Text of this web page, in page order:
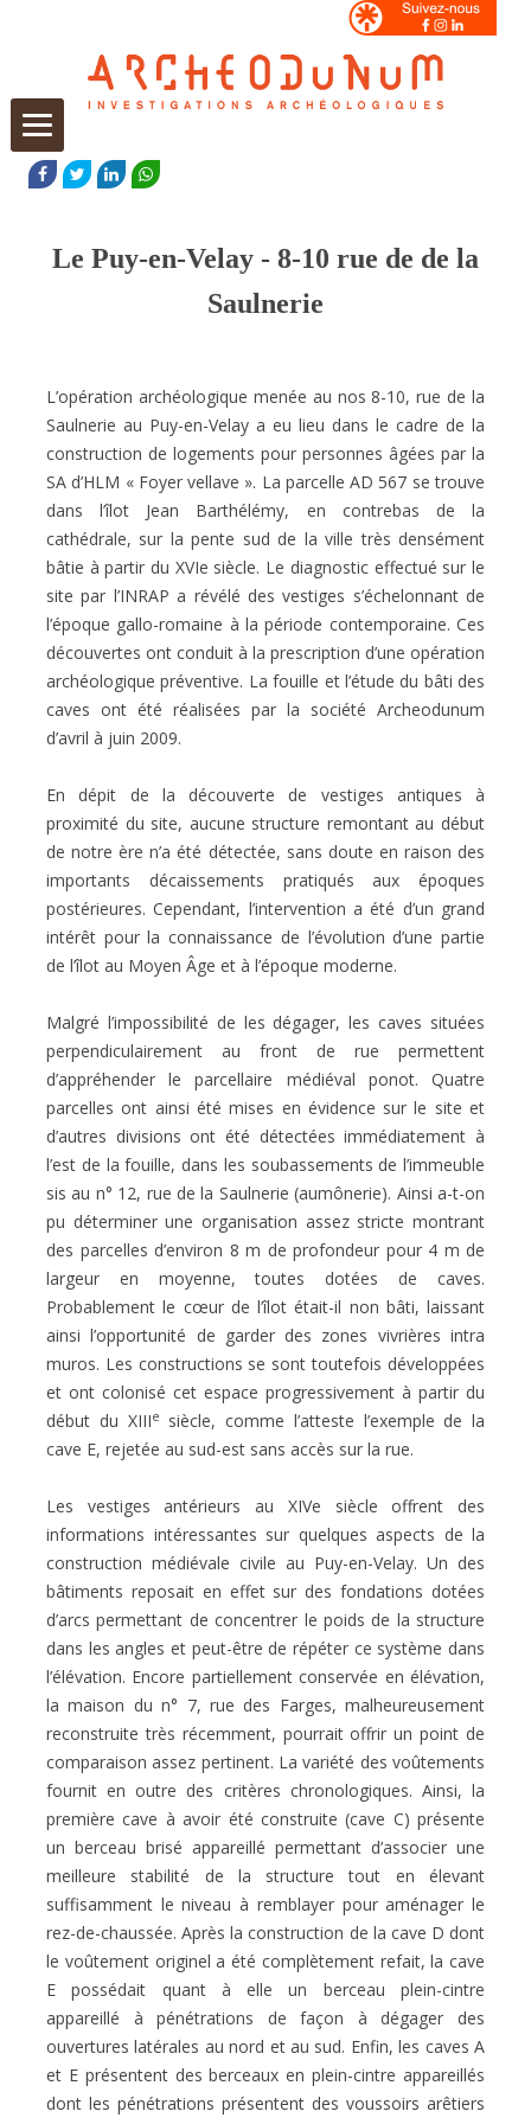
FACEBOOK
TWITTERLINKEDIN
Le Puy-en-Velay - 8-10 rue de de la
Saulnerie
L’opération archéologique menée au nos 8-10, rue de la
Saulnerie au Puy-en-Velay a eu lieu dans le cadre de la
construction de logements pour personnes âgées par la
SA d’HLM « Foyer vellave ». La parcelle AD 567 se trouve
dans l’îlot Jean Barthélémy, en contrebas de la
cathédrale, sur la pente sud de la ville très densément
bâtie à partir du XVIe siècle. Le diagnostic effectué sur le
site par l’INRAP a révélé des vestiges s’échelonnant de
l’époque gallo-romaine à la période contemporaine. Ces
découvertes ont conduit à la prescription d’une opération
archéologique préventive. La fouille et l’étude du bâti des
caves ont été réalisées par la société Archeodunum
d’avril à juin 2009.
En dépit de la découverte de vestiges antiques à
proximité du site, aucune structure remontant au début
de notre ère n’a été détectée, sans doute en raison des
importants décaissements pratiqués aux époques
postérieures. Cependant, l’intervention a été d’un grand
intérêt pour la connaissance de l’évolution d’une partie
de l’îlot au Moyen Âge et à l’époque moderne.
Malgré l’impossibilité de les dégager, les caves situées
perpendiculairement au front de rue permettent
d’appréhender le parcellaire médiéval ponot. Quatre
parcelles ont ainsi été mises en évidence sur le site et
d’autres divisions ont été détectées immédiatement à
l’est de la fouille, dans les soubassements de l’immeuble
sis au n° 12, rue de la Saulnerie (aumônerie). Ainsi a-t-on
pu déterminer une organisation assez stricte montrant
des parcelles d’environ 8 m de profondeur pour 4 m de
largeur en moyenne, toutes dotées de caves.
Probablement le cœur de l’îlot était-il non bâti, laissant
ainsi l’opportunité de garder des zones vivrières intra
muros. Les constructions se sont toutefois développées
et ont colonisé cet espace progressivement à partir du
début du XIIIe
siècle, comme l’atteste l’exemple de la
cave E, rejetée au sud-est sans accès sur la rue.
Les vestiges antérieurs au XIVe siècle offrent des
informations intéressantes sur quelques aspects de la
construction médiévale civile au Puy-en-Velay. Un des
bâtiments reposait en effet sur des fondations dotées
d’arcs permettant de concentrer le poids de la structure
dans les angles et peut-être de répéter ce système dans
l’élévation. Encore partiellement conservée en élévation,
la maison du n° 7, rue des Farges, malheureusement
reconstruite très récemment, pourrait offrir un point de
comparaison assez pertinent. La variété des voûtements
fournit en outre des critères chronologiques. Ainsi, la
première cave à avoir été construite (cave C) présente
un berceau brisé appareillé permettant d’associer une
meilleure stabilité de la structure tout en élevant
suffisamment le niveau à remblayer pour aménager le
rez-de-chaussée. Après la construction de la cave D dont
le voûtement originel a été complètement refait, la cave
E possédait quant à elle un berceau plein-cintre
appareillé à pénétrations de façon à dégager des
ouvertures latérales au nord et au sud. Enfin, les caves A
et E présentent des berceaux en plein-cintre appareillés
dont les pénétrations présentent des voussoirs arêtiers